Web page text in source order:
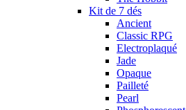
Kit de 7 dés
Ancient
Classic RPG
Electroplaqué
Jade
Opaque
Pailleté
Pearl